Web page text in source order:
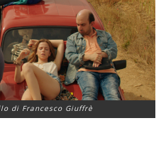
di Francesco Giuffrè